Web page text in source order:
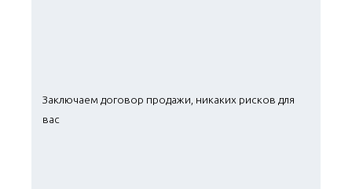
Заключаем договор продажи, никаких рисков для
вас